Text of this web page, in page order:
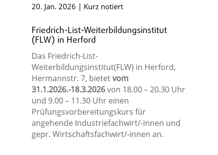
20. Jan. 2026 | Kurz notiert
Friedrich-List-Weiterbildungsinstitut
(FLW) in Herford
Das Friedrich-List-
Weiterbildungsinstitut(FLW) in Herford,
Hermannstr. 7, bietetvom
31.1.2026.-18.3.2026von 18.00 – 20.30 Uhr
und 9.00 – 11.30 Uhr einen
Prüfungsvorbereitungskurs für
angehende Industriefachwirt/-innen und
gepr. Wirtschaftsfachwirt/-innen an.